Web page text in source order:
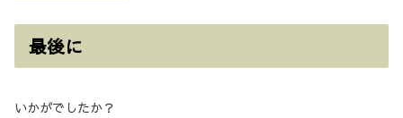
最後に
いかがでしたか？